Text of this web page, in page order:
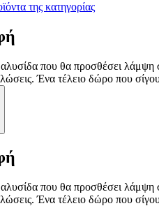
της κατηγορίας
που θα προσθέσει λάμψη
Ένα τέλειο δώρο που
που θα προσθέσει λάμψη
Ένα τέλειο δώρο που